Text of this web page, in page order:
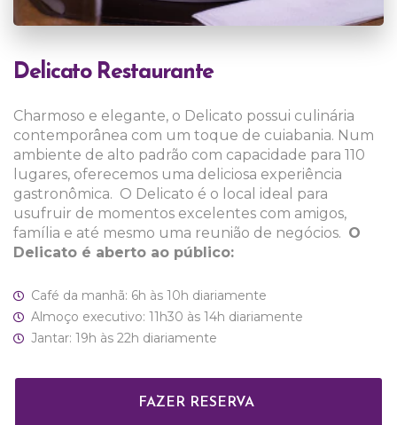
Delicato Restaurante
Charmoso e elegante, o Delicato possui culinária
contemporânea com um toque de cuiabania. Num
ambiente de alto padrão com capacidade para 110
lugares, oferecemos uma deliciosa experiência
gastronômica. O Delicato é o local ideal para
usufruir de momentos excelentes com amigos,
família e até mesmo uma reunião de negócios. O
Delicato é aberto ao público:
Café da manhã: 6h às 10h diariamente
Almoço executivo: 11h30 às 14h diariamente
Jantar: 19h às 22h diariamente
FAZER RESERVA